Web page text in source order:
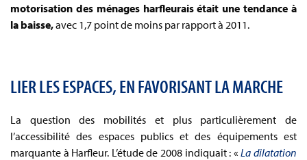
motorisation des ménages harfleurais était une tendance à
la baisse,avec 1,7 point de moins par rapport à 2011.
LIER LES ESPACES, EN FAVORISANT LA MARCHE
La question des mobilités et plus particulièrement de
l’accessibilité des espaces publics et des équipements est
marquante à Harfleur. L’étude de 2008 indiquait : «La dilatation